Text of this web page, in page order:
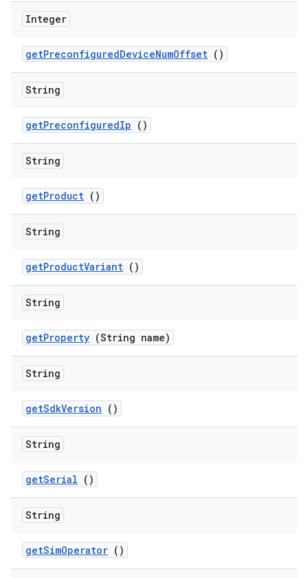
Integer
getPreconfiguredDeviceNumOffset ()
String
getPreconfiguredIp ()
String
getProduct ()
String
getProductVariant ()
String
getProperty (String name)
String
getSdkVersion ()
String
getSerial ()
String
getSimOperator ()